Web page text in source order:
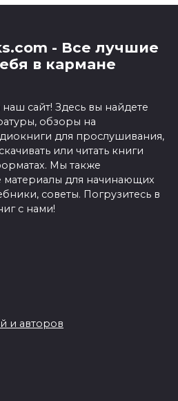
- Все лучшие
в кармане
сайт! Здесь вы найдете
обзоры на
для прослушивания,
или читать книги
Мы также
материалы для начинающих
советы. Погрузитесь в
с нами!
и авторов